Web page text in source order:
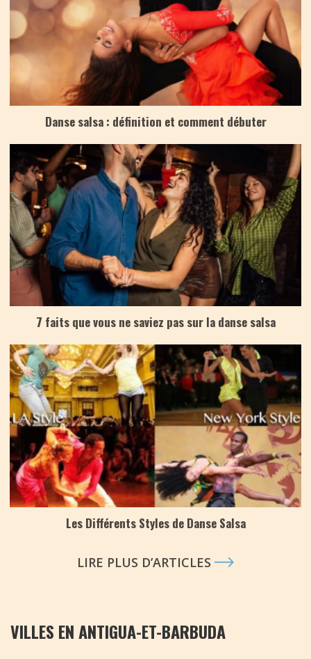
Danse salsa : définition et comment débuter
7 faits que vous ne saviez pas sur la danse salsa
Les Différents Styles de Danse Salsa
LIRE PLUS D’ARTICLES
VILLES EN ANTIGUA-ET-BARBUDA